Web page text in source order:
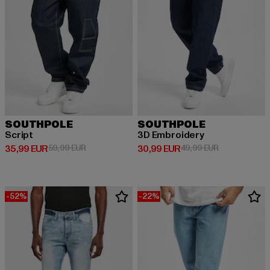
SOUTHPOLE
Script
35,99 EUR
Derzeitiger Preis: 35,99 EUR
59,99 EURAktionspreis: 59,99 EUR
SOUTHPOLE
3D Embroidery
30,99 EUR
Derzeitiger Preis: 30,99 EUR
49,99 EURAktionspreis:
-52% -22%